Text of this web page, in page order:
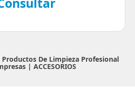
De Limpieza Profesional
| ACCESORIOS